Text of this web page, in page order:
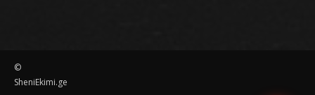
©
SheniEkimi.ge